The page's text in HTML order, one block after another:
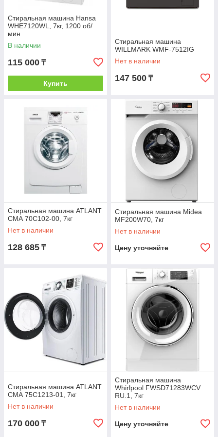
Стиральная машина Hansa
WHE7120WL, 7кг, 1200 об/
мин
В наличии
115 000 ₸
Купить
Стиральная машина
WILLMARK WMF-7512IG
Нет в наличии
147 500 ₸
Стиральная машина ATLANT
СМА 70С102-00, 7кг
Нет в наличии
128 685 ₸
Стиральная машина Midea
MF200W70, 7кг
Нет в наличии
Цену уточняйте
Стиральная машина ATLANT
СМА 75С1213-01, 7кг
Нет в наличии
170 000 ₸
Стиральная машина
Whirlpool FWSD71283WCV
RU.1, 7кг
Нет в наличии
Цену уточняйте